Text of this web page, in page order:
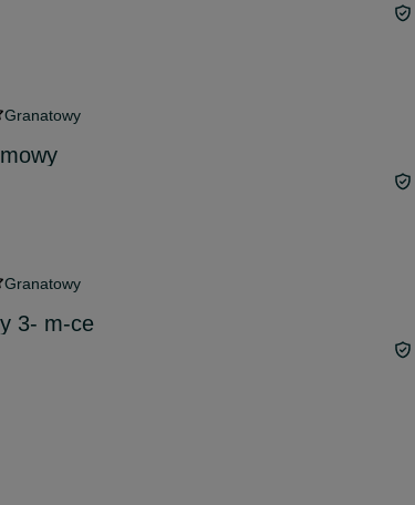
Granatowy
Granatowy
3- m-ce